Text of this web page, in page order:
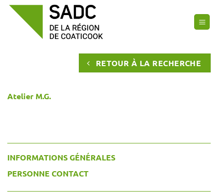
Passer
RETOUR À LA RECHERCHE
Atelier M.G.
INFORMATIONS GÉNÉRALES
PERSONNE CONTACT